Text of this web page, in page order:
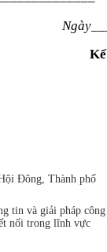
Đông, Thành phố
tin và giải pháp công
nối trong lĩnh vực